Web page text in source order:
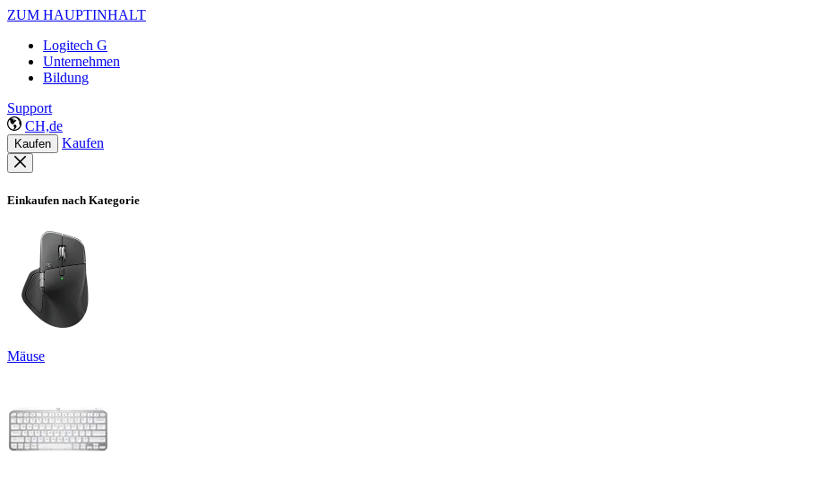
ZUM HAUPTINHALT
Logitech G
Unternehmen
Bildung
Support
CH,de
Kaufen Kaufen
Einkaufen nach Kategorie
Mäuse